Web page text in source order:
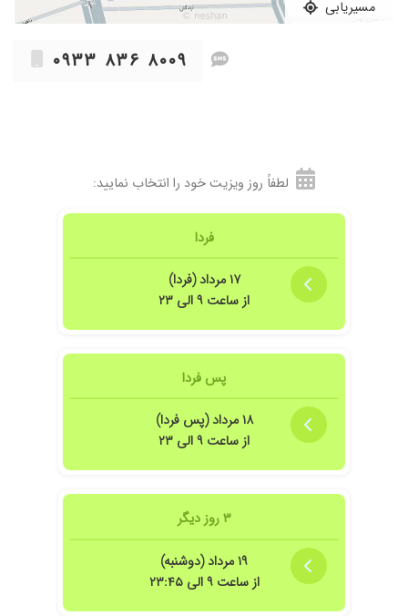
مسیریابی
۰۹۳۳ ۸۳۶ ۸۰۰۹
لطفاً روز ویزیت خود را انتخاب نمایید:
فردا
۱۷ مرداد (فردا)
از ساعت ۹ الی ۲۳
پس فردا
۱۸ مرداد (پس فردا)
از ساعت ۹ الی ۲۳
۳ روز دیگر
۱۹ مرداد (دوشنبه)
از ساعت ۹ الی ۲۳:۴۵